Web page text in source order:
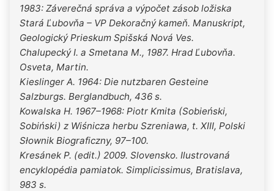
1983: Záverečná správa a výpočet zásob ložiska
Stará Ľubovňa – VP Dekoračný kameň. Manuskript,
Geologický Prieskum Spišská Nová Ves.
Chalupecký I. a Smetana M., 1987. Hrad Ľubovňa.
Osveta, Martin.
Kieslinger A. 1964: Die nutzbaren Gesteine
Salzburgs. Berglandbuch, 436 s.
Kowalska H. 1967–1968: Piotr Kmita (Sobieński,
Sobiński) z Wiśnicza herbu Szreniawa, t. XIII, Polski
Słownik Biograficzny, 97–100.
Kresánek P. (edit.) 2009. Slovensko. Ilustrovaná
encyklopédia pamiatok. Simplicissimus, Bratislava,
983 s.